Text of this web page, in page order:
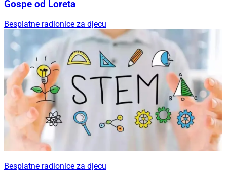
Gospe od Loreta
Besplatne radionice za djecu
Besplatne radionice za djecu